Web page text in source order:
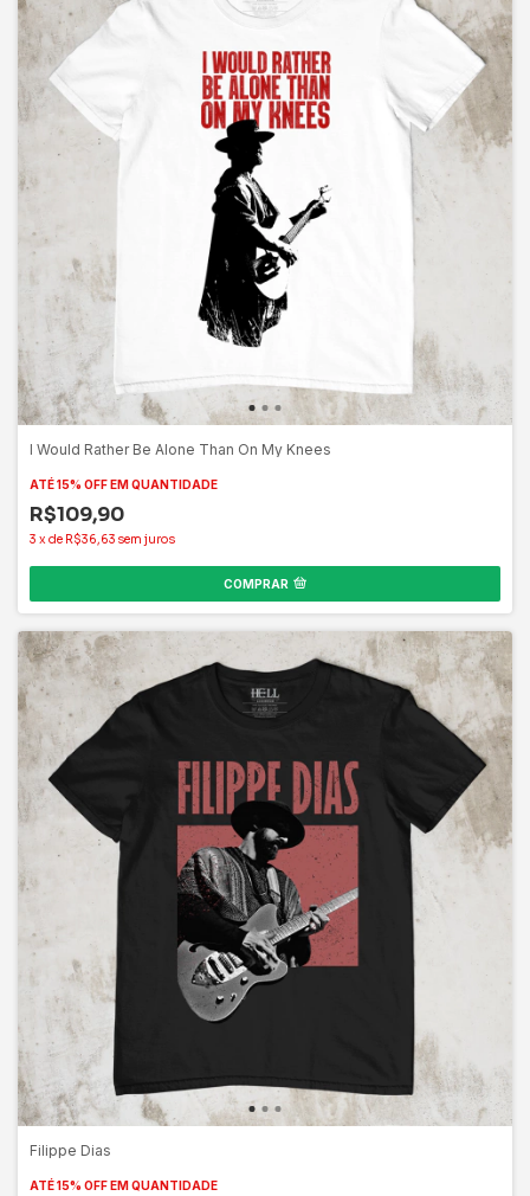
I Would Rather Be Alone Than On My Knees
ATÉ 15% OFFEM QUANTIDADE
R$109,90
3 xde R$36,63 sem juros
COMPRAR
Filippe Dias
ATÉ 15% OFFEM QUANTIDADE